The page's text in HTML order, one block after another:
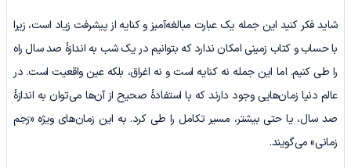
شاید فکر کنید این جمله یک عبارت مبالغه‌آمیز و کنایه از پیشرفت زیاد است، زیرا
با حساب و کتاب زمینی امکان ندارد که بتوانیم در یک شب به اندازۀ صد سال راه
را طی کنیم. اما این جمله نه کنایه است و نه اغراق، بلکه عین واقعیت است. در
عالم دنیا زمان‌هایی وجود دارند که با استفادۀ صحیح از آن‌ها می‌توان به اندازۀ
صد سال، یا حتی بیشتر، مسیر تکامل را طی کرد. به این زمان‌های ویژه «رَحِم
زمانی» می‌گویند.